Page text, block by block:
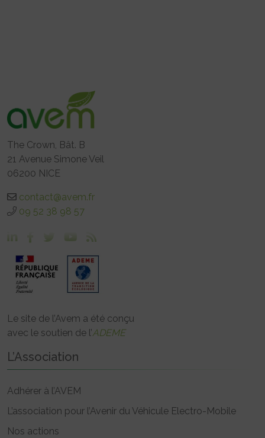
The Crown, Bât. B
21 Avenue Simone Veil
06200 NICE
contact@avem.fr
09 52 38 98 57
Le site de l’Avem a été conçu
avec le soutien de l’ADEME
L’Association
Adhérer à l’AVEM
L’association pour l’Avenir du Véhicule Electro-Mobile
Nos actions